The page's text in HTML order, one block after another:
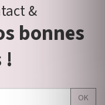
&
bonnes
!
OK